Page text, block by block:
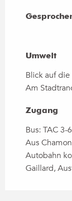
Umwelt
Umwelt
Blick auf die
Am
Zugang
Zugang
Bus: TAC
Aus
Autobahn
Gaillard,